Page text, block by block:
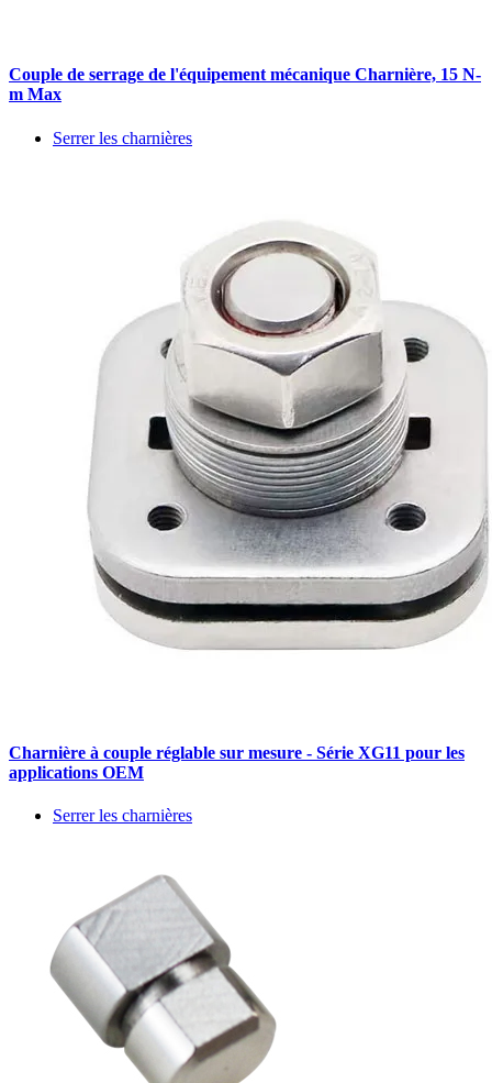
Couple de serrage de l'équipement mécanique Charnière, 15 N-
m Max
Serrer les charnières
Charnière à couple réglable sur mesure - Série XG11 pour les
applications OEM
Serrer les charnières